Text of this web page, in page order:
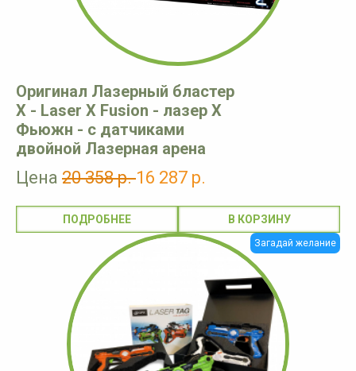
Оригинал Лазерный бластер
X - Laser X Fusion - лазер X
Фьюжн - с датчиками
двойной Лазерная арена
Цена 20 358 р.16 287 р.
ПОДРОБНЕЕ
Загадай желание